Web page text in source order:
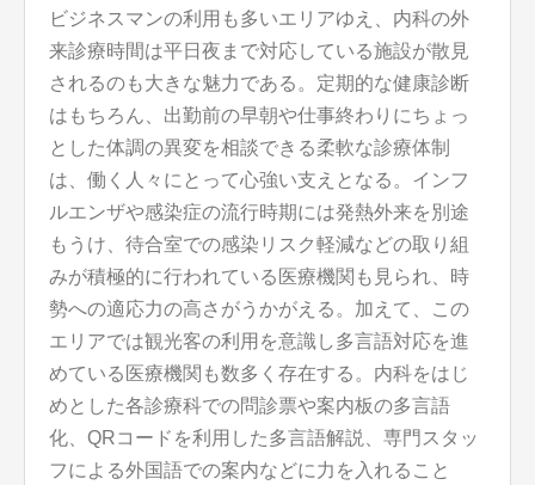
ビジネスマンの利用も多いエリアゆえ、内科の外
来診療時間は平日夜まで対応している施設が散見
されるのも大きな魅力である。定期的な健康診断
はもちろん、出勤前の早朝や仕事終わりにちょっ
とした体調の異変を相談できる柔軟な診療体制
は、働く人々にとって心強い支えとなる。インフ
ルエンザや感染症の流行時期には発熱外来を別途
もうけ、待合室での感染リスク軽減などの取り組
みが積極的に行われている医療機関も見られ、時
勢への適応力の高さがうかがえる。加えて、この
エリアでは観光客の利用を意識し多言語対応を進
めている医療機関も数多く存在する。内科をはじ
めとした各診療科での問診票や案内板の多言語
化、QRコードを利用した多言語解説、専門スタッ
フによる外国語での案内などに力を入れること